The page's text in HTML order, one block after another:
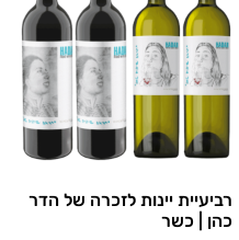
רביעיית יינות לזכרה של הדר
כהן | כשר